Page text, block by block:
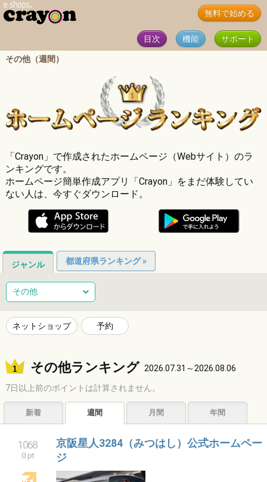
無料で始める
目次 機能
サポート
その他（週間）
「Crayon」で作成されたホームページ（Webサイト）のラ
ンキングです。
ホームページ簡単作成アプリ「Crayon」をまだ体験してい
ない人は、今すぐダウンロード。
ジャンル 都道府県ランキング »
総合 健康
ネイルサロン エステサロン
ショッピング グルメ 居酒屋 ビジネス
サービス 子育て 福祉
エンタメ アーティスト クリエイター その他
その他
ネットショップ 予約
その他ランキング 2026.07.31～2026.08.06
7日以上前のポイントは計算されません。
新着 週間 月間 年間
1068
0 pt
京阪星人3284（みつはし）公式ホームペー
ジ